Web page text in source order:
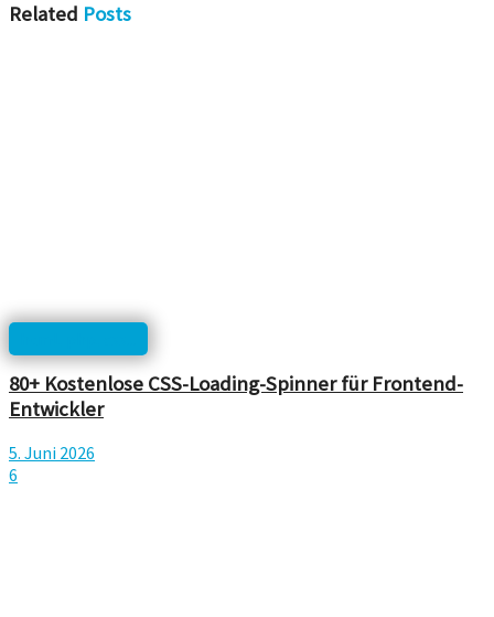
Related Posts
80+ Kostenlose CSS-Loading-Spinner für Frontend-
Entwickler
5. Juni 2026
6